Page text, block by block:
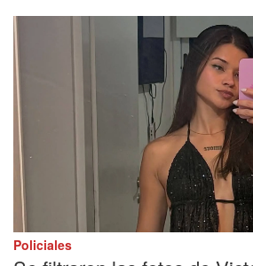
Policiales